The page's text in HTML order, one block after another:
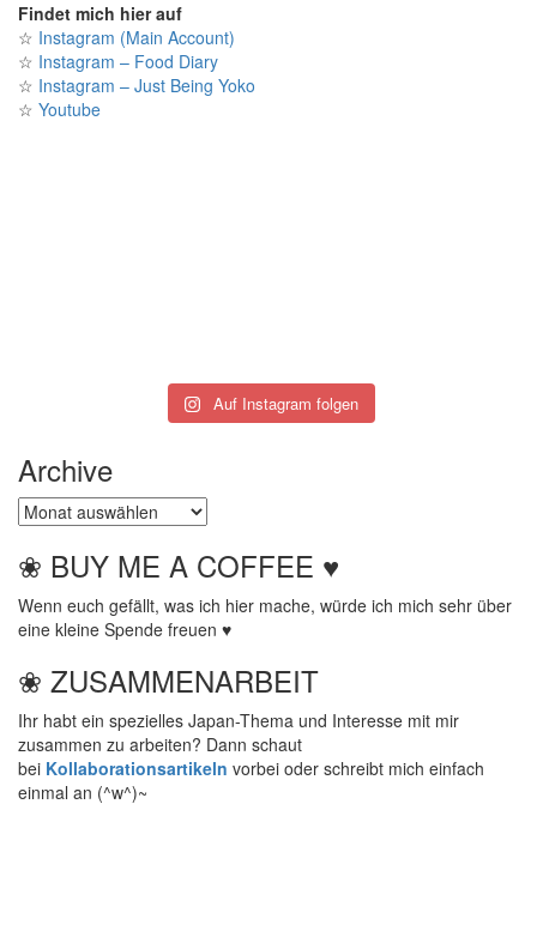
Findet mich hier auf
☆ Instagram (Main Account)
☆ Instagram – Food Diary
☆ Instagram – Just Being Yoko
☆ Youtube
Auf Instagram folgen
Archive
Archive
❀ BUY ME A COFFEE ♥
Wenn euch gefällt, was ich hier mache, würde ich mich sehr über
eine kleine Spende freuen ♥
❀ ZUSAMMENARBEIT
Ihr habt ein spezielles Japan-Thema und Interesse mit mir
zusammen zu arbeiten? Dann schaut
bei Kollaborationsartikeln vorbei oder schreibt mich einfach
einmal an (^w^)~